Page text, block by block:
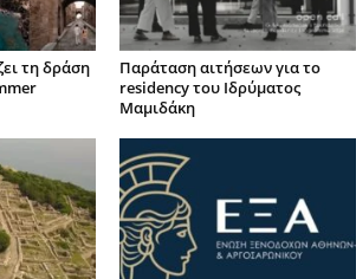
τη δράση
Παράταση αιτήσεων για το
residency του Ιδρύματος
Μαμιδάκη